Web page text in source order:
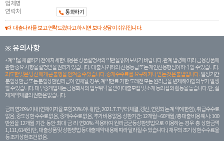
업체명
연락처
통화하기
대출나라를 보고 연락드렸다고 하시면 보다 상담이 쉬워집니다.
※ 유의사항
계약을 체결하기 전에 자세한 내용은 상품설명서와 약관을 읽어보시기 바랍니다. 관계 법령에 따라 금융상품에
관한 중요 사항을 설명받을 권리가 있습니다. 대 출 시 귀하의 신용등급 또는 개인신용평점이 하락할 수 있습니다.
과도한 빚은 당신 에게 큰 불행을 안겨줄 수 있습니다. 중개수수료를 요구하거나 받는 것은 불법입니다. 일정 기간
분할상환금 또는 분할상환원리금이 연체될 경우, 계약만료 기한 도래전 모든 원리금을 변제해야할 의무가 발생
할 수 있습니다. 대부중개업체는 금융회사의 업무위탁을 받아 대출모집 및 소개 등의 섭외 활동을 돕습니다. 단, 실
제 계약체결의 권한은 없습니다.
금리 연20% 이내 (연체이자율 포함 20% 이내) (단, 2021. 7. 7부터 체결, 갱신, 연장되는 계 약에 한함), 취급수수료
없음, 중도상환 수수료 없음, 중개수수료 없음, 추가비용 없음. 상환기간 : 12개월 ~ 60개월 / 총 대출 비용 예시 : 100
만원을 12개월 기간 동안 최대 금 리 연20% 적용하여 원리금균등상환방법으로 이용하는 경우 총 상환금액
1,111,614원 (단, 대출상품 및 상환방법 등 대출계약 내용에 따라 달라질 수 있습니다.) 채무의 조기 상환수수료율
등 조기상환조건 없음.